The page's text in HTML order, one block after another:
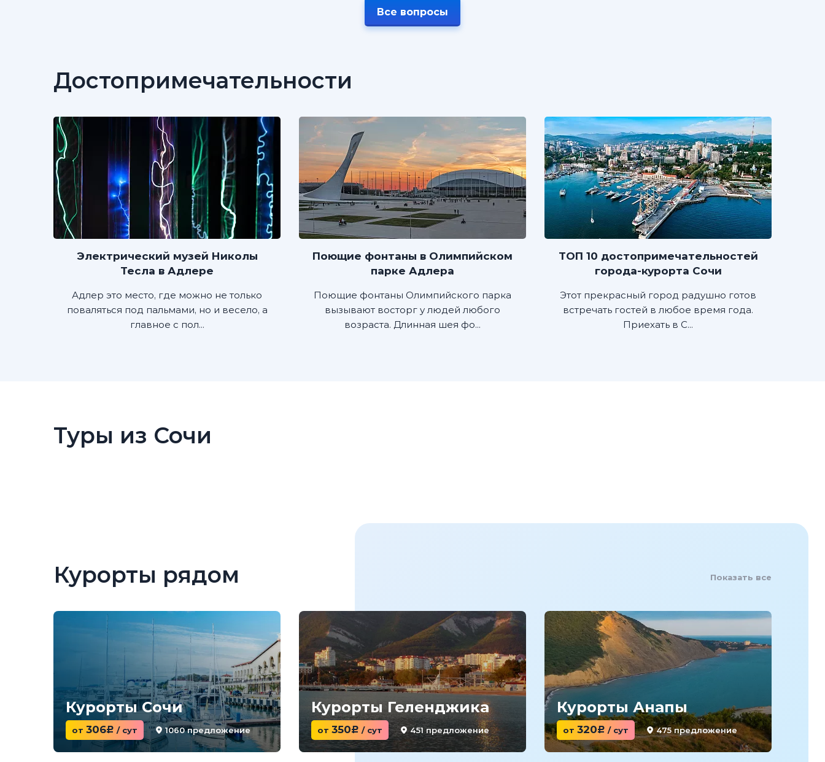
Все вопросы
Достопримечательности
Электрический музей Николы
Тесла в Адлере
Адлер это место, где можно не только
поваляться под пальмами, но и весело, а
главное с пол...
Поющие фонтаны в Олимпийском
парке Адлера
Поющие фонтаны Олимпийского парка
вызывают восторг у людей любого
возраста. Длинная шея фо...
ТОП 10 достопримечательностей
города-курорта Сочи
Этот прекрасный город радушно готов
встречать гостей в любое время года.
Приехать в С...
Туры из Сочи
Курорты рядом
Курорты Сочи
от 306c / сут 1060 предложение
Курорты Геленджика
от 350c / сут 451 предложение
Курорты Анапы
от 320c / сут 475 предложение
Показать все